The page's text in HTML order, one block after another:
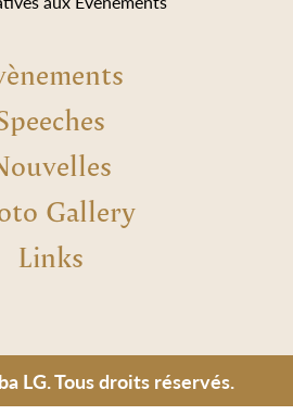
Gallery
Links
LG. Tous droits réservés.